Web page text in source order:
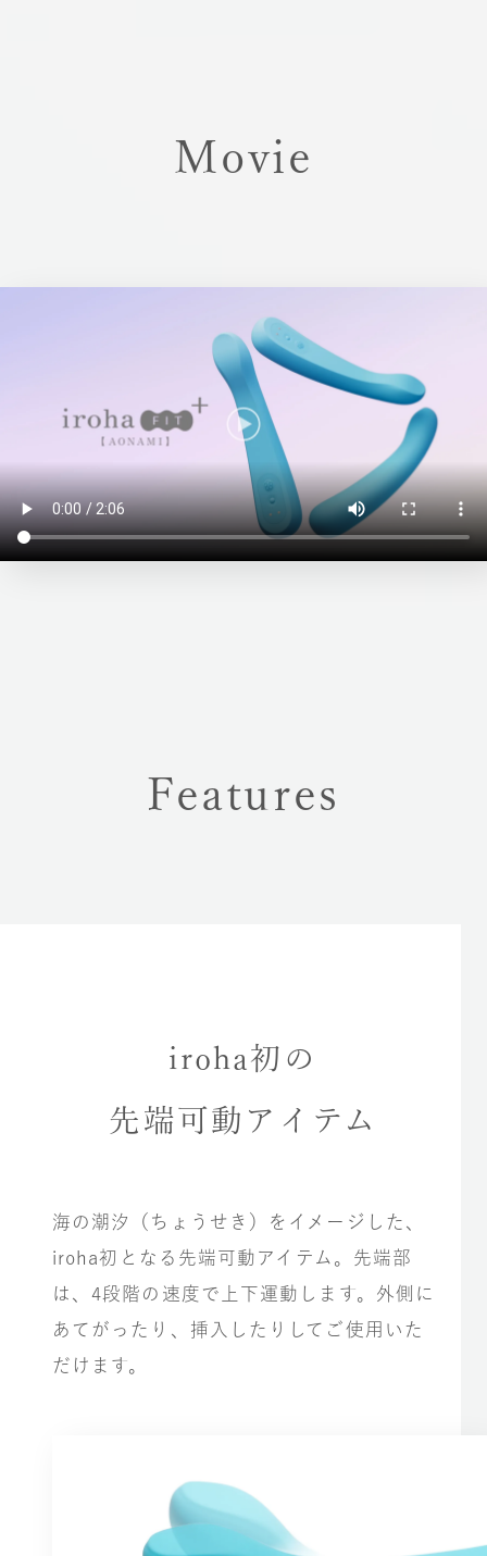
Movie
Features
iroha初の
先端可動アイテム
海の潮汐（ちょうせき）をイメージした、
iroha初となる先端可動アイテム。先端部
は、4段階の速度で上下運動します。外側に
あてがったり、挿入したりしてご使用いた
だけます。